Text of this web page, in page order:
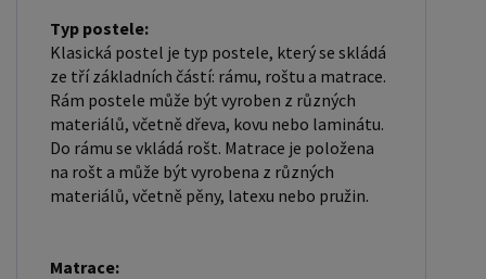
Typ postele:
Klasická postel je typ postele, který se skládá
ze tří základních částí: rámu, roštu a matrace.
Rám postele může být vyroben z různých
materiálů, včetně dřeva, kovu nebo laminátu.
Do rámu se vkládá rošt. Matrace je položena
na rošt a může být vyrobena z různých
materiálů, včetně pěny, latexu nebo pružin.
Matrace: